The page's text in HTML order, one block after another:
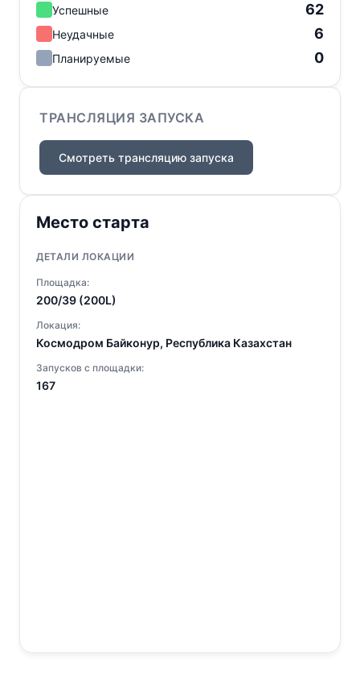
Успешные 62
Неудачные 6
Планируемые 0
ТРАНСЛЯЦИЯ ЗАПУСКА
Смотреть трансляцию запуска
Место старта
ДЕТАЛИ ЛОКАЦИИ
Площадка:
200/39 (200L)
Локация:
Космодром Байконур, Республика Казахстан
Запусков с площадки:
167